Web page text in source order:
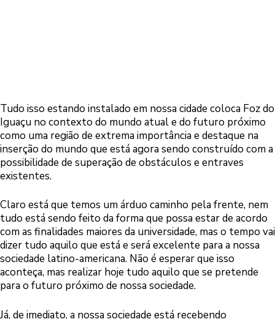
Tudo isso estando instalado em nossa cidade coloca Foz do
Iguaçu no contexto do mundo atual e do futuro próximo
como uma região de extrema importância e destaque na
inserção do mundo que está agora sendo construído com a
possibilidade de superação de obstáculos e entraves
existentes.
Claro está que temos um árduo caminho pela frente, nem
tudo está sendo feito da forma que possa estar de acordo
com as finalidades maiores da universidade, mas o tempo vai
dizer tudo aquilo que está e será excelente para a nossa
sociedade latino-americana. Não é esperar que isso
aconteça, mas realizar hoje tudo aquilo que se pretende
para o futuro próximo de nossa sociedade.
Já, de imediato, a nossa sociedade está recebendo